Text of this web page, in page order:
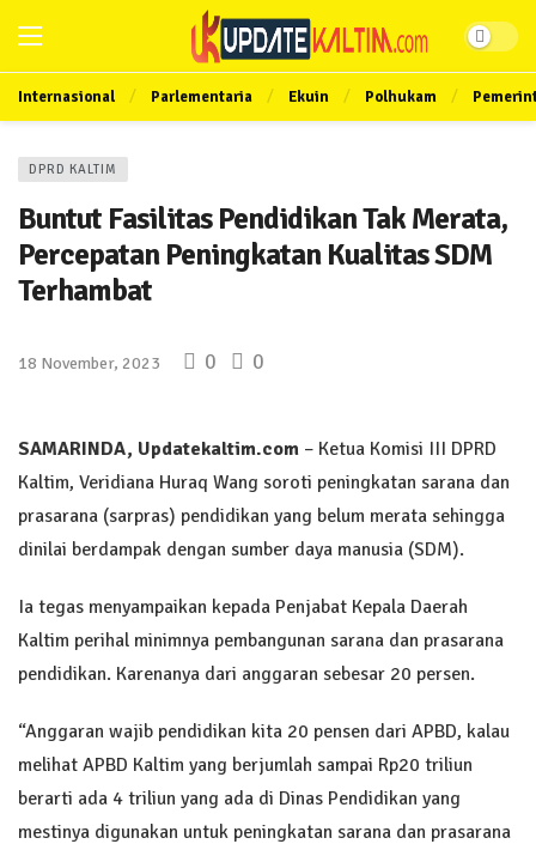
Internasional Parlementaria Ekuin Polhukam
DPRD KALTIM
Buntut Fasilitas Pendidikan Tak Merata,
Percepatan Peningkatan Kualitas SDM
Terhambat
18 November, 2023 0 0
SAMARINDA, Updatekaltim.com – Ketua Komisi III DPRD
Kaltim, Veridiana Huraq Wang soroti peningkatan sarana dan
prasarana (sarpras) pendidikan yang belum merata sehingga
dinilai berdampak dengan sumber daya manusia (SDM).
Ia tegas menyampaikan kepada Penjabat Kepala Daerah
Kaltim perihal minimnya pembangunan sarana dan prasarana
pendidikan. Karenanya dari anggaran sebesar 20 persen.
“Anggaran wajib pendidikan kita 20 pensen dari APBD, kalau
melihat APBD Kaltim yang berjumlah sampai Rp20 triliun
berarti ada 4 triliun yang ada di Dinas Pendidikan yang
mestinya digunakan untuk peningkatan sarana dan prasarana